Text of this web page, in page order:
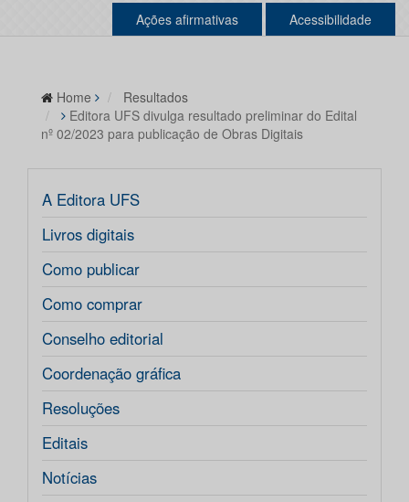
Ações afirmativas Acessibilidade
Home
Resultados
Editora UFS divulga resultado preliminar do Edital
nº 02/2023 para publicação de Obras Digitais
A Editora UFS
Livros digitais
Como publicar
Como comprar
Conselho editorial
Coordenação gráfica
Resoluções
Editais
Notícias